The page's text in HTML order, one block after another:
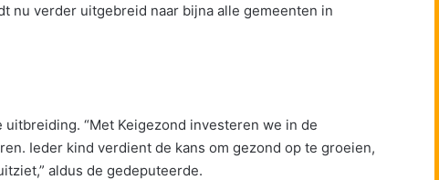
nu verder uitgebreid naar bijna alle gemeenten in
“Met Keigezond investeren we in de
Ieder kind verdient de kans om gezond op te groeien,
aldus de gedeputeerde.